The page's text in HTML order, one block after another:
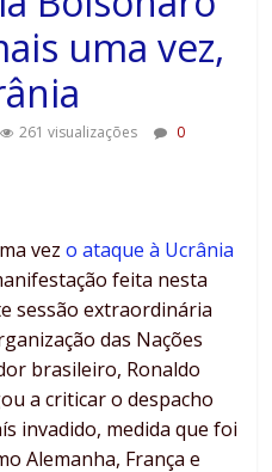
uma vez,
261 visualizações
0
vezo ataque à Ucrânia
feita nesta
sessão extraordinária
das Nações
brasileiro, Ronaldo
a criticar o despacho
invadido, medida que foi
Alemanha, França e